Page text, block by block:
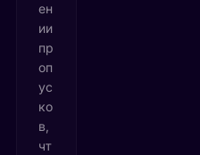
ен
ии
пр
оп
ус
ко
в,
чт